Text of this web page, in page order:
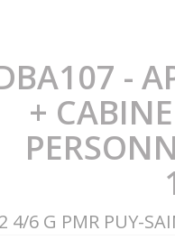
-
+
4/6 G PMR PUY-